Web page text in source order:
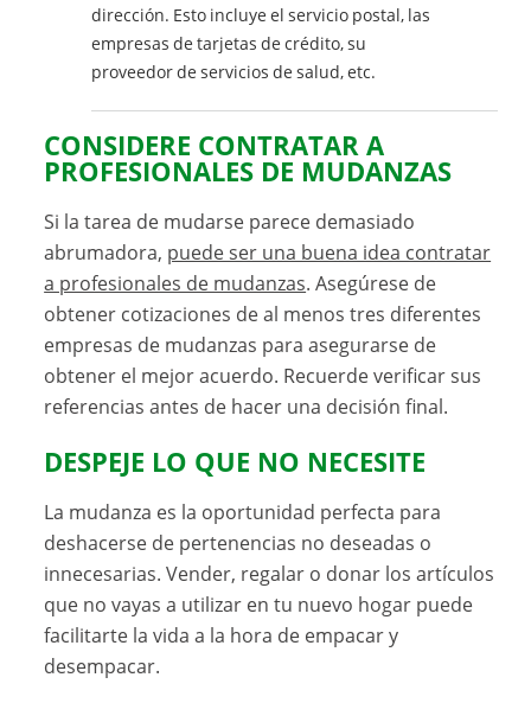
dirección. Esto incluye el servicio postal, las
empresas de tarjetas de crédito, su
proveedor de servicios de salud, etc.
CONSIDERE CONTRATAR A
PROFESIONALES DE MUDANZAS
Si la tarea de mudarse parece demasiado
abrumadora, puede ser una buena idea contratar
a profesionales de mudanzas. Asegúrese de
obtener cotizaciones de al menos tres diferentes
empresas de mudanzas para asegurarse de
obtener el mejor acuerdo. Recuerde verificar sus
referencias antes de hacer una decisión final.
DESPEJE LO QUE NO NECESITE
La mudanza es la oportunidad perfecta para
deshacerse de pertenencias no deseadas o
innecesarias. Vender, regalar o donar los artículos
que no vayas a utilizar en tu nuevo hogar puede
facilitarte la vida a la hora de empacar y
desempacar.